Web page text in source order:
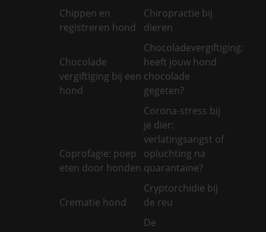
Chippen en
registreren hond
Chiropractie bij
dieren
Chocolade
vergiftiging bij een
hond
Chocoladevergiftiging:
heeft jouw hond
chocolade
gegeten?
Coprofagie: poep
eten door honden
Corona-stress bij
je dier:
verlatingsangst of
opluchting na
quarantaine?
Crematie hond
Cryptorchidie bij
de reu
De